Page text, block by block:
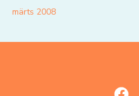
märts 2008